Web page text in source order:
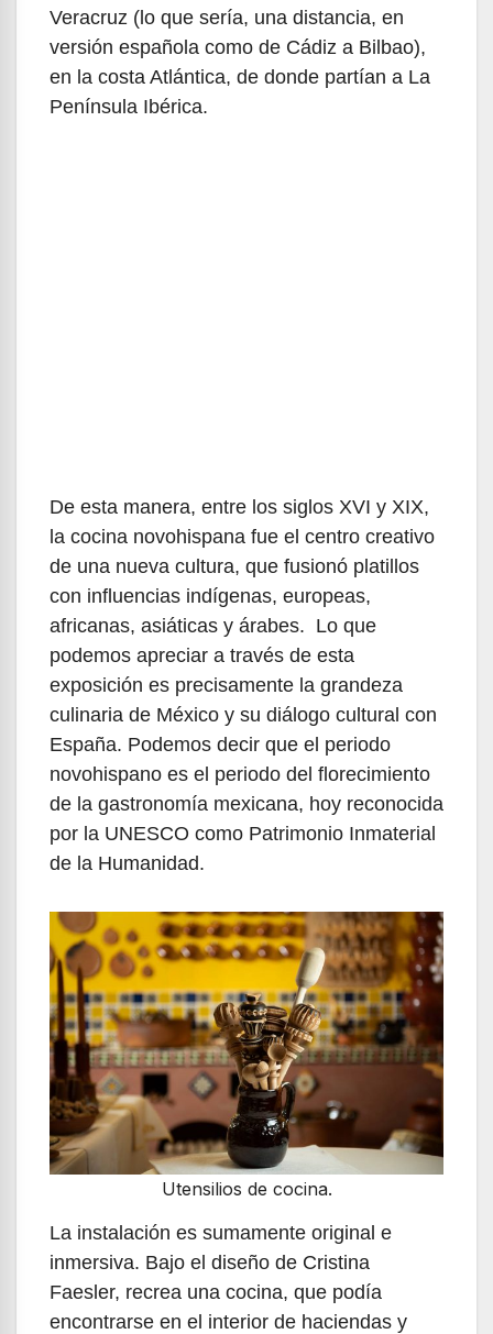
Veracruz (lo que sería, una distancia, en
versión española como de Cádiz a Bilbao),
en la costa Atlántica, de donde partían a La
Península Ibérica.
De esta manera, entre los siglos XVI y XIX,
la cocina novohispana fue el centro creativo
de una nueva cultura, que fusionó platillos
con influencias indígenas, europeas,
africanas, asiáticas y árabes. Lo que
podemos apreciar a través de esta
exposición es precisamente la grandeza
culinaria de México y su diálogo cultural con
España. Podemos decir que el periodo
novohispano es el periodo del florecimiento
de la gastronomía mexicana, hoy reconocida
por la UNESCO como Patrimonio Inmaterial
de la Humanidad.
Utensilios de cocina.
La instalación es sumamente original e
inmersiva. Bajo el diseño de Cristina
Faesler, recrea una cocina, que podía
encontrarse en el interior de haciendas y